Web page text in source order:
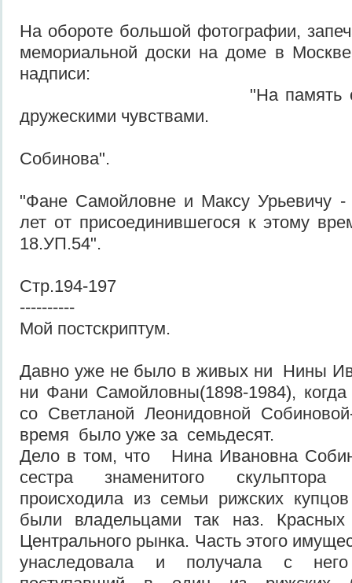
На обороте большой фотографии,
мемориальной доски на доме в
надписи:
"На память о наших
дружескими чувствами.
Собинова".
"Фане Самойловне и Максу Урьевичу -
лет от присоединившегося к этому
18.УП.54".
Стр.194-197
----------
Мой постскриптум.
Давно уже не было в живых ни Нины
ни Фани Самойловны(1898-1984),
со Светланой Леонидовной
время было уже за семьдесят.
Дело в том, что Нина Ивановна
сестра знаменитого
происходила из семьи рижских
были владельцами так наз. Красных
Центрального рынка. Часть этого
унаследовала и получала с